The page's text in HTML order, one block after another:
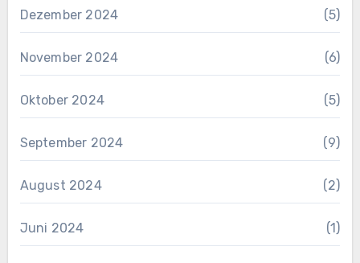
Dezember 2024 (5)
November 2024 (6)
Oktober 2024 (5)
September 2024 (9)
August 2024 (2)
Juni 2024 (1)